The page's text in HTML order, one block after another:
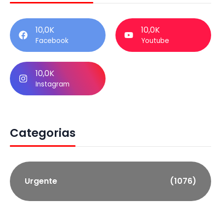
10,0K
Facebook
10,0K
Youtube
10,0K
Instagram
Categorias
Urgente (1076)